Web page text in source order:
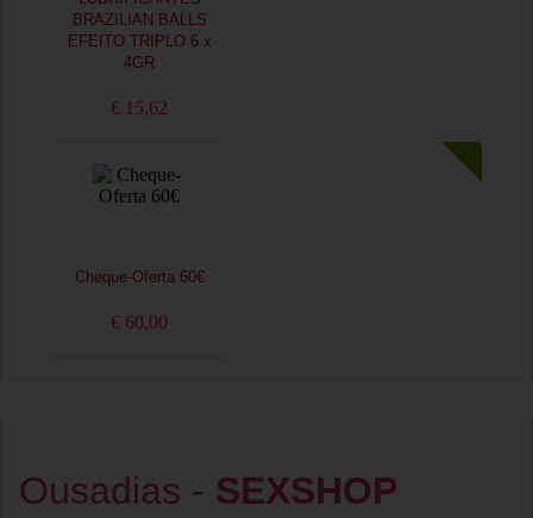
BRAZILIAN BALLS
EFEITO TRIPLO 6 x
4GR
€ 15,62
Cheque-Oferta 60€
€ 60,00
Ousadias - SEXSHOP